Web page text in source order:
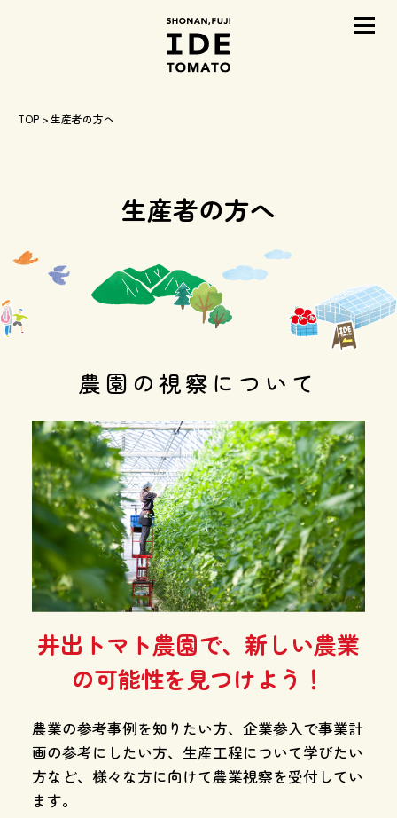
メニ
TOP > 生産者の方へ
生産者の方へ
農園の視察について
井出トマト農園で、新しい農業
の可能性を見つけよう！
農業の参考事例を知りたい方、企業参入で事業計
画の参考にしたい方、生産工程について学びたい
方など、様々な方に向けて農業視察を受付してい
ます。